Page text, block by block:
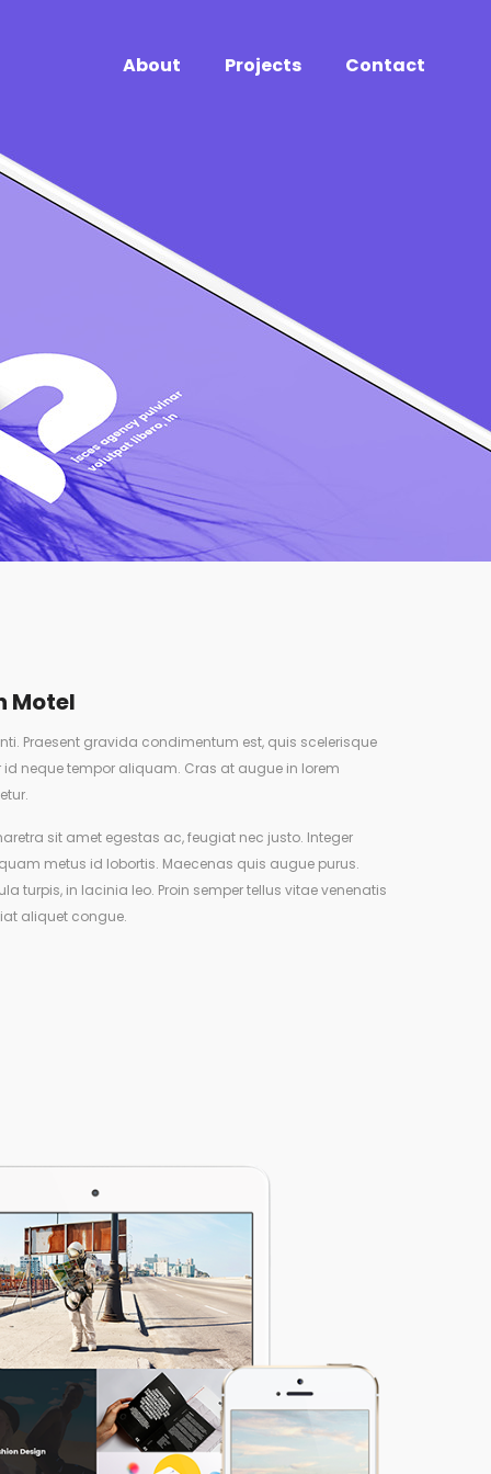
About Projects Contact
Motel
Praesent gravida condimentum est, quis scelerisque
id neque tempor aliquam. Cras at augue in lorem
sit amet egestas ac, feugiat nec justo. Integer
metus id lobortis. Maecenas quis augue purus.
turpis, in lacinia leo. Proin semper tellus vitae venenatis
aliquet congue.